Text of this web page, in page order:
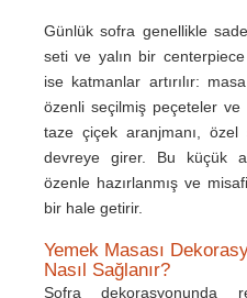
Günlük sofra genellikle
seti ve yalın bir
ise katmanlar artırılır:
özenli seçilmiş peçeteler
taze çiçek aranjmanı,
devreye girer. Bu küçük
özenle hazırlanmış ve
bir hale getirir.
Yemek Masası
Nasıl Sağlanır?
Sofra